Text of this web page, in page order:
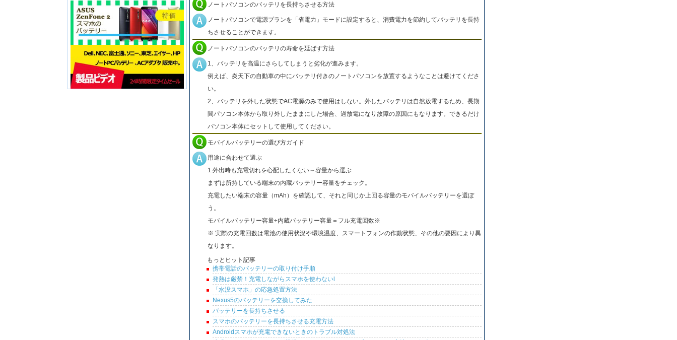
ノートパソコンのバッテリを長持ちさせる方法
ノートパソコンで電源プランを「省電力」モードに設定すると、消費電力を節約してバッテリを長持
ちさせることができます。
ノートパソコンのバッテリの寿命を延ばす方法
1、バッテリを高温にさらしてしまうと劣化が進みます。
例えば、炎天下の自動車の中にバッテリ付きのノートパソコンを放置するようなことは避けてくださ
い。
2、バッテリを外した状態でAC電源のみで使用はしない。外したバッテリは自然放電するため、長期
間パソコン本体から取り外したままにした場合、過放電になり故障の原因にもなります。できるだけ
パソコン本体にセットして使用してください。
モバイルバッテリーの選び方ガイド
用途に合わせて選ぶ
1.外出時も充電切れを心配したくない～容量から選ぶ
まずは所持している端末の内蔵バッテリー容量をチェック。
充電したい端末の容量（mAh）を確認して、それと同じか上回る容量のモバイルバッテリーを選ぼ
う。
モバイルバッテリー容量÷内蔵バッテリー容量＝フル充電回数※
※ 実際の充電回数は電池の使用状況や環境温度、スマートフォンの作動状態、その他の要因により異
なります。
もっとヒット記事
携帯電話のバッテリーの取り付け手順
発熱は厳禁！充電しながらスマホを使わないl
「水没スマホ」の応急処置方法
Nexus5のバッテリーを交換してみた
バッテリーを長持ちさせる
スマホのバッテリーを長持ちさせる充電方法
Androidスマホが充電できないときのトラブル対処法